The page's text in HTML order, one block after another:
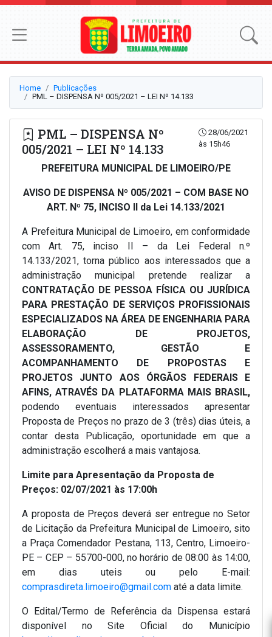
Home
Publicações
PML – DISPENSA Nº 005/2021 – LEI Nº 14.133
PML – DISPENSA Nº
005/2021 – LEI Nº 14.133
28/06/2021
às 15h46
PREFEITURA MUNICIPAL DE LIMOEIRO/PE
AVISO DE DISPENSA Nº 005/2021 – COM BASE NO
ART. Nº 75, INCISO II da Lei 14.133/2021
A Prefeitura Municipal de Limoeiro, em conformidade
com Art. 75, inciso II – da Lei Federal n.º
14.133/2021, torna público aos interessados que a
administração municipal pretende realizar a
CONTRATAÇÃO DE PESSOA FÍSICA OU JURÍDICA
PARA PRESTAÇÃO DE SERVIÇOS PROFISSIONAIS
ESPECIALIZADOS NA ÁREA DE ENGENHARIA PARA
ELABORAÇÃO DE PROJETOS,
ASSESSORAMENTO, GESTÃO E
ACOMPANHAMENTO DE PROPOSTAS E
PROJETOS JUNTO AOS ÓRGÃOS FEDERAIS E
AFINS, ATRAVÉS DA PLATAFORMA MAIS BRASIL,
podendo eventuais interessados apresentar
Proposta de Preços no prazo de 3 (três) dias úteis, a
contar desta Publicação, oportunidade em que a
administração escolherá a mais vantajosa.
Limite para Apresentação da Proposta de
Preços: 02/07/2021 às 17:00h
A proposta de Preços deverá ser entregue no Setor
de Licitação da Prefeitura Municipal de Limoeiro, sito
a Praça Comendador Pestana, 113, Centro, Limoeiro-
PE – CEP – 55700-000, no horário de 08:00 às 14:00,
em dias uteis ou pelo E-mail:
comprasdireta.limoeiro@gmail.com até a data limite.
O Edital/Termo de Referência da Dispensa estará
disponível no Site Oficial do Município